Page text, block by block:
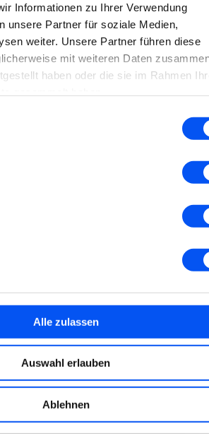
Informationen zu Ihrer Verwendung
unsere Partner für soziale Medien,
weiter. Unsere Partner führen diese
mit weiteren Daten
haben oder die sie im Rahmen
Alle zulassen
Auswahl erlauben
Ablehnen
leer.